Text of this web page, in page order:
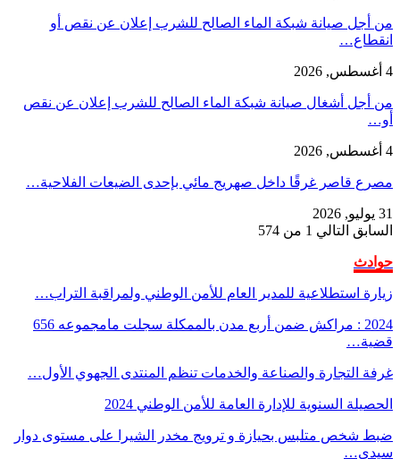
من أجل صيانة شبكة الماء الصالح للشرب إعلان عن نقص أو
انقطاع…
4 أغسطس, 2026
من أجل أشغال صيانة شبكة الماء الصالح للشرب إعلان عن نقص
أو…
4 أغسطس, 2026
مصرع قاصر غرقًا داخل صهريج مائي بإحدى الضيعات الفلاحية…
31 يوليو, 2026
السابق التالي 1 من 574
حوادث
زيارة استطلاعية للمدير العام للأمن الوطني ولمراقبة التراب…
2024 : مراكش ضمن أربع مدن بالممكلة سجلت مامجموعه 656
قضية…
غرفة التجارة والصناعة والخدمات تنظم المنتدى الجهوي الأول…
الحصيلة السنوية للإدارة العامة للأمن الوطني 2024
ضبط شخص متلبس بحيازة و ترويج مخدر الشيرا على مستوى دوار
سيدي…